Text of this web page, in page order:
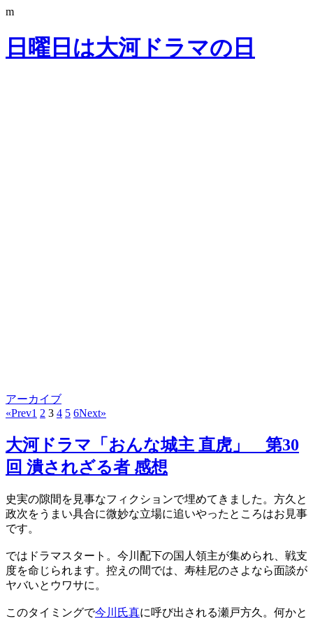
m
日曜日は大河ドラマの日
アーカイブ
«Prev1 2 3 4 5 6Next»
大河ドラマ「おんな城主 直虎」 第30
回 潰されざる者 感想
史実の隙間を見事なフィクションで埋めてきました。方久と
政次をうまい具合に微妙な立場に追いやったところはお見事
です。
ではドラマスタート。今川配下の国人領主が集められ、戦支
度を命じられます。控えの間では、寿桂尼のさよなら面談が
ヤバいとウワサに。
このタイミングで今川氏真に呼び出される瀬戸方久。何かと